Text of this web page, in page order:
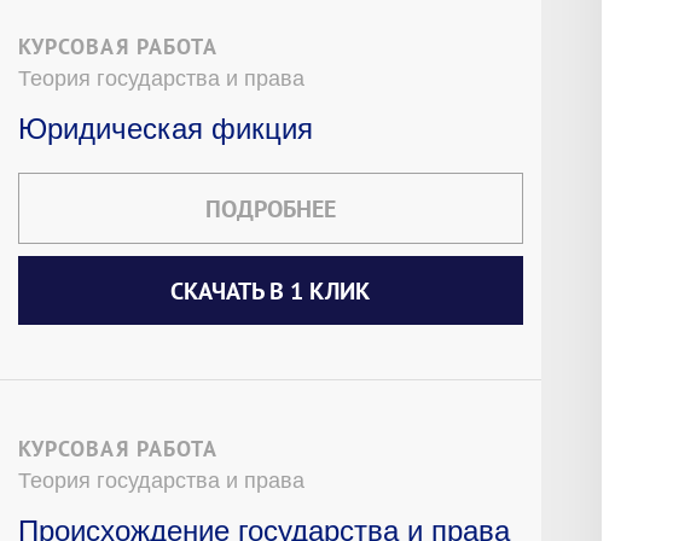
КУРСОВАЯ РАБОТА
Теория государства и права
Юридическая фикция
ПОДРОБНЕЕ
СКАЧАТЬ В 1 КЛИК
КУРСОВАЯ РАБОТА
Теория государства и права
Происхождение государства и права